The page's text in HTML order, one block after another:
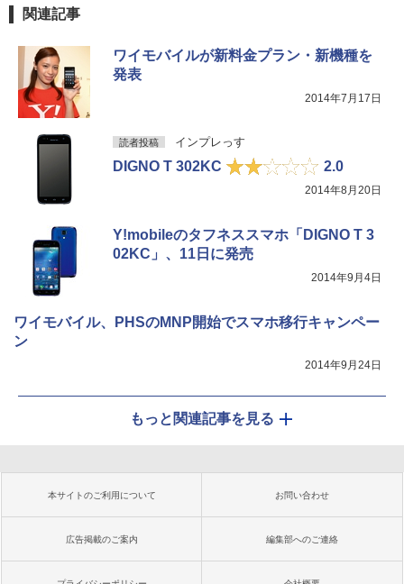
関連記事
ワイモバイルが新料金プラン・新機種を
発表
2014年7月17日
読者投稿 インプレっす
DIGNO T 302KC 2.0
2014年8月20日
Y!mobileのタフネススマホ「DIGNO T 3
02KC」、11日に発売
2014年9月4日
ワイモバイル、PHSのMNP開始でスマホ移行キャンペー
ン
2014年9月24日
もっと関連記事を見る
本サイトのご利用について お問い合わせ
広告掲載のご案内 編集部へのご連絡